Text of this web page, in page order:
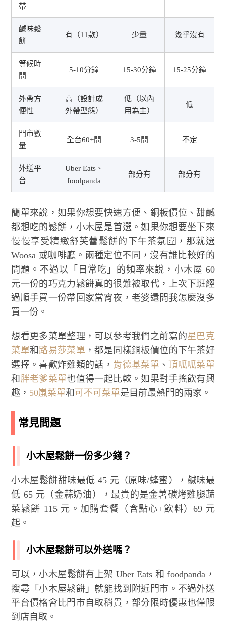
帶
鹹味鬆
餅
有（11款） 少量 幾乎沒有
等候時
間
5-10分鐘 15-30分鐘 15-25分鐘
外帶方
便性
高（設計成
外帶型態）
低（以內
用為主）
低
門市數
量
全台60+間 3-5間 不定
外送平
台
Uber Eats、
foodpanda
部分有 部分有
簡單來說，如果你想要快速方便、銅板價位、甜鹹
都想吃的鬆餅，小木屋是首選。如果你想要坐下來
慢慢享受精緻舒芙蕾鬆餅的下午茶氛圍，那就選
Woosa 或咖啡廳。兩種定位不同，沒有誰比較好的
問題。不過以「日常吃」的頻率來說，小木屋 60
元一份的巧克力鬆餅真的很難被取代，上次下班經
過順手買一份帶回家當宵夜，老婆還問我怎麼沒多
買一份。
想看更多菜單整理，可以參考我們之前寫的星巴克
菜單和 路易莎菜單 ，都是同樣銅板價位的下午茶好
選擇。喜歡炸雞類的話， 肯德基菜單 、 頂呱呱菜單
和 胖老爹菜單也值得一起比較。如果對手搖飲有興
趣， 50嵐菜單和 可不可菜單是目前最熱門的兩家。
常見問題
小木屋鬆餅一份多少錢？
小木屋鬆餅甜味最低 45 元（原味/蜂蜜），鹹味最
低 65 元（金蒜奶油），最貴的是金薯碳烤雞腿蔬
菜鬆餅 115 元。加購套餐（含點心+飲料）69 元
起。
小木屋鬆餅可以外送嗎？
可以，小木屋鬆餅有上架 Uber Eats 和 foodpanda，
搜尋「小木屋鬆餅」就能找到附近門市。不過外送
平台價格會比門市自取稍貴，部分限時優惠也僅限
到店自取。